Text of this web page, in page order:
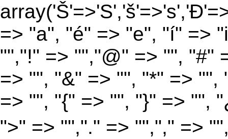
=> "a", "é" => "e", "í" =>
"","!" => "","@" => "", "#"
=> "", "&" => "", "*" =>
=> "", "{" => "", "}" => "",
">" => "","." => "","," =>